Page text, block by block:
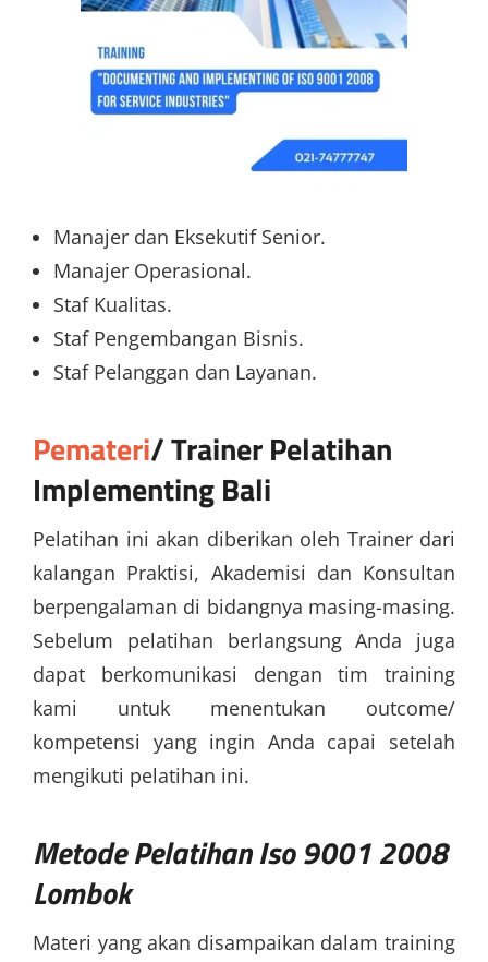
Manajer dan Eksekutif Senior.
Manajer Operasional.
Staf Kualitas.
Staf Pengembangan Bisnis.
Staf Pelanggan dan Layanan.
Pemateri/ TrainerPelatihan
Implementing Bali
Pelatihan ini akan diberikan oleh Trainer dari
kalangan Praktisi, Akademisi dan Konsultan
berpengalaman di bidangnya masing-masing.
Sebelum pelatihan berlangsung Anda juga
dapat berkomunikasi dengan tim training
kami untuk menentukan outcome/
kompetensi yang ingin Anda capai setelah
mengikuti pelatihan ini.
MetodePelatihan Iso 9001 2008
Lombok
Materi yang akan disampaikan dalam training